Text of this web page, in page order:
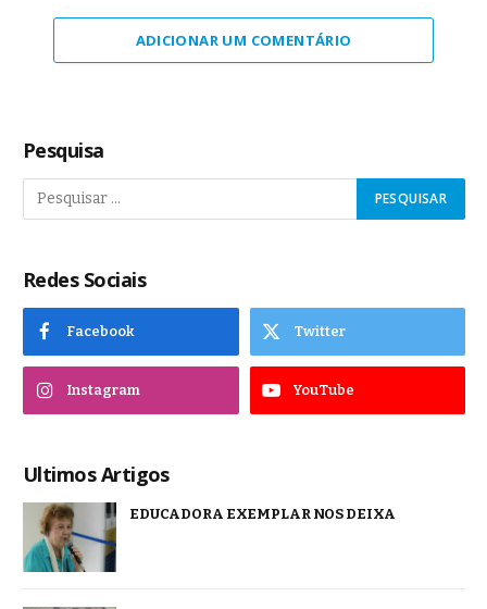
ADICIONAR UM COMENTÁRIO
Pesquisa
Redes Sociais
Facebook Twitter
Instagram YouTube
Ultimos Artigos
EDUCADORA EXEMPLAR NOS DEIXA